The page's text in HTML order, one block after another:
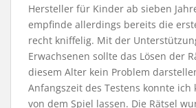
Hersteller für Kinder ab sieben
empfinde allerdings bereits die
recht kniffelig. Mit der
Erwachsenen sollte das Lösen der
diesem Alter kein Problem
Anfangszeit des Testens konnte ich
von dem Spiel lassen. Die Rätsel